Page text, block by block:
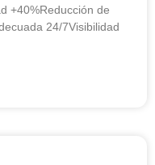
+40%Reducción de
24/7Visibilidad